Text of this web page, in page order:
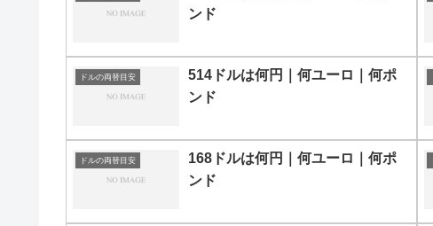
ンド
ドルの両替目安
514ドルは何円｜何ユーロ｜何ポ
ンド
ドルの両替目安
168ドルは何円｜何ユーロ｜何ポ
ンド